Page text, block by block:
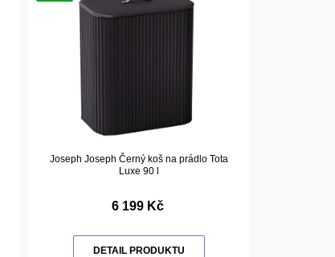
Joseph Joseph Černý koš na prádlo Tota
Luxe 90 l
6 199 Kč
DETAIL PRODUKTU